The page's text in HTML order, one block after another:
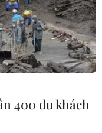
400 du khách